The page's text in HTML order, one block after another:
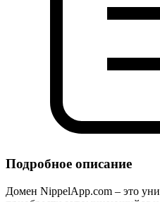
Подробное описание
Домен NippelApp.com – это